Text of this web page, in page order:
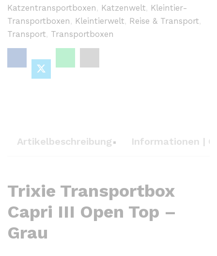
Katzentransportboxen, Katzenwelt, Kleintier-
Transportboxen, Kleintierwelt, Reise & Transport,
Transport, Transportboxen
Artikelbeschreibung Informationen |
Trixie Transportbox
Capri III Open Top –
Grau